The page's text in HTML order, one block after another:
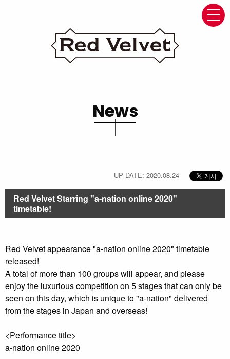
News
UP DATE: 2020.08.24
Red Velvet Starring "a-nation online 2020"
timetable!
Red Velvet appearance "a-nation online 2020" timetable
released!
A total of more than 100 groups will appear, and please
enjoy the luxurious competition on 5 stages that can only be
seen on this day, which is unique to "a-nation" delivered
from the stages in Japan and overseas!
<Performance title>
a-nation online 2020